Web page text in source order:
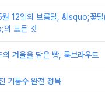
12일의 보름달, &lsquo;꽃
모든 것
의 겨울을 담은 빵, 룩브라우트
기통수 완전 정복